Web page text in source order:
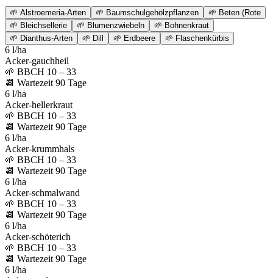
🌱 Alstroemeria-Arten 🌱 Baumschulgehölzpflanzen 🌱 Beten (Rote
🌱 Bleichsellerie 🌱 Blumenzwiebeln 🌱 Bohnenkraut
🌱 Dianthus-Arten 🌱 Dill 🌱 Erdbeere 🌱 Flaschenkürbis
6 l/ha
Acker-gauchheil
🌱 BBCH 10 – 33
📆 Wartezeit 90 Tage
6 l/ha
Acker-hellerkraut
🌱 BBCH 10 – 33
📆 Wartezeit 90 Tage
6 l/ha
Acker-krummhals
🌱 BBCH 10 – 33
📆 Wartezeit 90 Tage
6 l/ha
Acker-schmalwand
🌱 BBCH 10 – 33
📆 Wartezeit 90 Tage
6 l/ha
Acker-schöterich
🌱 BBCH 10 – 33
📆 Wartezeit 90 Tage
6 l/ha